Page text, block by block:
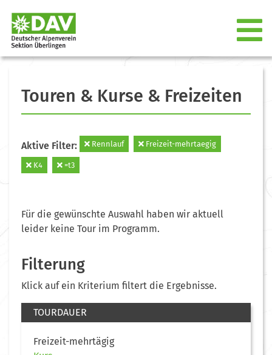
Touren & Kurse & Freizeiten
Aktive Filter: Rennlauf Freizeit-mehrtaegig
K4 =t3
Für die gewünschte Auswahl haben wir aktuell
leider keine Tour im Programm.
Filterung
Klick auf ein Kriterium filtert die Ergebnisse.
TOURDAUER
Freizeit-mehrtägig